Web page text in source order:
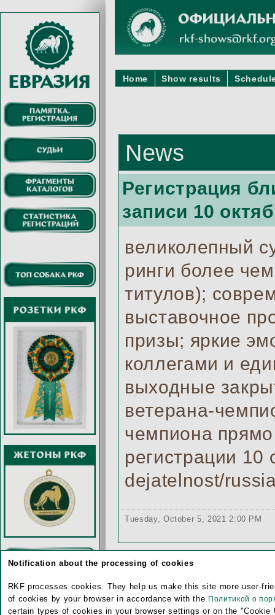
Home Show results
News
Регистрация
записи 10
великолепный
ринги более
титулов);
выставочное
призы; яркие
коллегами и
выходные
ветерана-
чемпиона
регистрации 10
dejatelnost/
Tuesday, October 5, 2021 2:00 PM
Notification about the processing of cookies
RKF processes cookies. They help us make this site more user-
of cookies by your browser in accordance with the Политикой о
certain types of cookies in your browser settings or on the "Cookie